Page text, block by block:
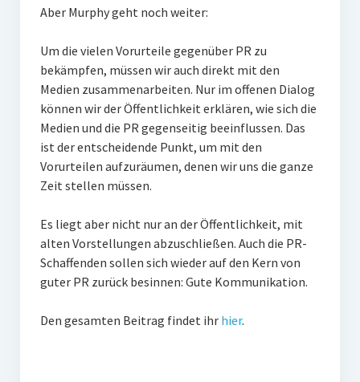
Vom Trend zur Tonne
Aber Murphy geht noch weiter:
Um die vielen Vorurteile gegenüber PR zu
bekämpfen, müssen wir auch direkt mit den
Medien zusammenarbeiten. Nur im offenen Dialog
können wir der Öffentlichkeit erklären, wie sich die
Medien und die PR gegenseitig beeinflussen. Das
ist der entscheidende Punkt, um mit den
Vorurteilen aufzuräumen, denen wir uns die ganze
Zeit stellen müssen.
Es liegt aber nicht nur an der Öffentlichkeit, mit
alten Vorstellungen abzuschließen. Auch die PR-
Schaffenden sollen sich wieder auf den Kern von
guter PR zurück besinnen: Gute Kommunikation.
Den gesamten Beitrag findet ihr hier.